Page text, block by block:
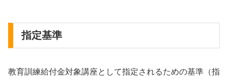
指定基準
教育訓練給付金対象講座として指定されるための基準（指